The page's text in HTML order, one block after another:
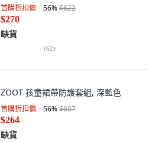
首購折扣價 56%$622
$270
缺貨
(62)
ZOOT 孩童裙帶防護套組, 深藍色
首購折扣價 56%$607
$264
缺貨